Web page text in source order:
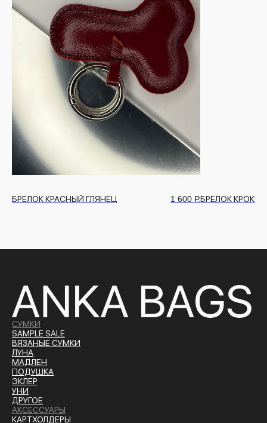
БРЕЛОК КРАСНЫЙ ГЛЯНЕЦ 1 600 Р.БРЕЛОК КРОКО
СУМКИ
SAMPLE SALE
ВЯЗАНЫЕ СУМКИ
ЛУНА
МАДЛЕН
ПОДУШКА
ЭКЛЕР
УНИ
ДРУГОЕ
АКСЕССУАРЫ
КАРТХОЛДЕРЫ